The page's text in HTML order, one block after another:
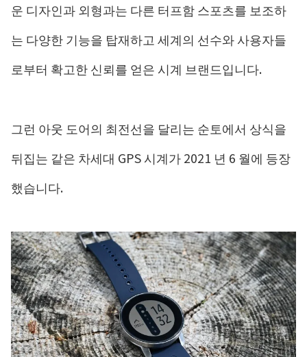
운 디자인과 외형과는 다른 터프함 스포츠를 보조하
는 다양한 기능을 탑재하고 세계의 선수와 사용자들
로부터 확고한 신뢰를 얻은 시계 브랜드입니다.
그런 아웃 도어의 최전선을 달리는 순토에서 상식을
뒤집는 같은 차세대 GPS 시계가 2021 년 6 월에 등장
했습니다.